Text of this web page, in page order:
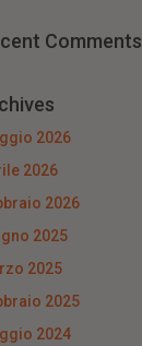
Comments
2026
2026
2026
2025
2025
2025
2024